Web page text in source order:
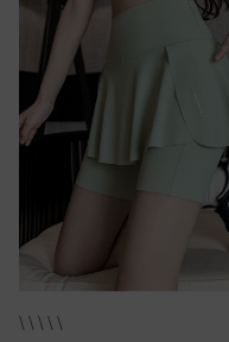
\ \ \ \ \